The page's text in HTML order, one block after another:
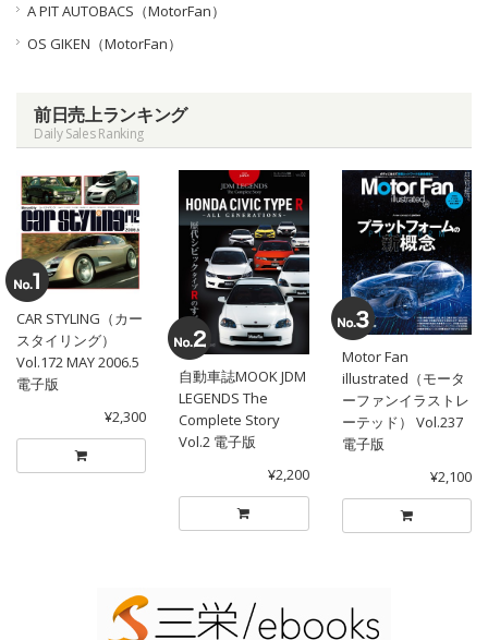
A PIT AUTOBACS（MotorFan）
OS GIKEN（MotorFan）
前日売上ランキング
Daily Sales Ranking
CAR STYLING（カー
スタイリング）
Vol.172 MAY 2006.5
電子版
¥2,300
自動車誌MOOK JDM
LEGENDS The
Complete Story
Vol.2 電子版
¥2,200
Motor Fan
illustrated（モータ
ーファンイラストレ
ーテッド） Vol.237
電子版
¥2,100